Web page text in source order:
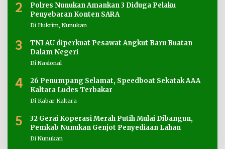
2
Polres Nunukan Amankan 3 Diduga Pelaku
Penyebaran Konten SARA
Di Hukrim, Nunukan
3
TNI AU diperkuat Pesawat Angkut Baru Buatan
Dalam Negeri
Di Nasional
4
26 Penumpang Selamat, Speedboat Sekatak AAA
Kaltara Ludes Terbakar
Di Kabar Kaltara
5
32 Gerai Koperasi Merah Putih Mulai Dibangun,
Pemkab Nunukan Genjot Penyediaan Lahan
Di Nunukan